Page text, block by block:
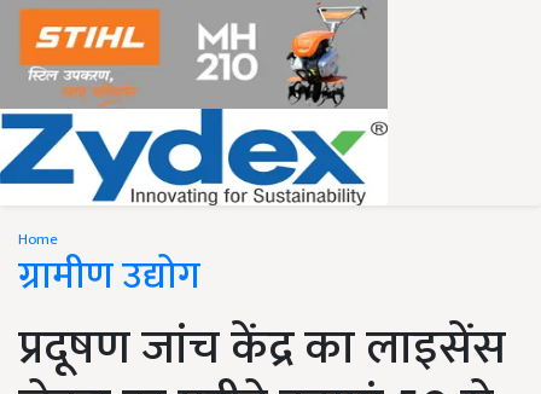
Home
ग्रामीण उद्योग
प्रदूषण जांच केंद्र का लाइसेंस